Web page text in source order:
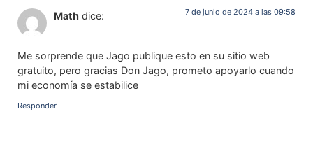
Math dice: 7 de junio de 2024 a las 09:58
Me sorprende que Jago publique esto en su sitio web
gratuito, pero gracias Don Jago, prometo apoyarlo cuando
mi economía se estabilice
Responder